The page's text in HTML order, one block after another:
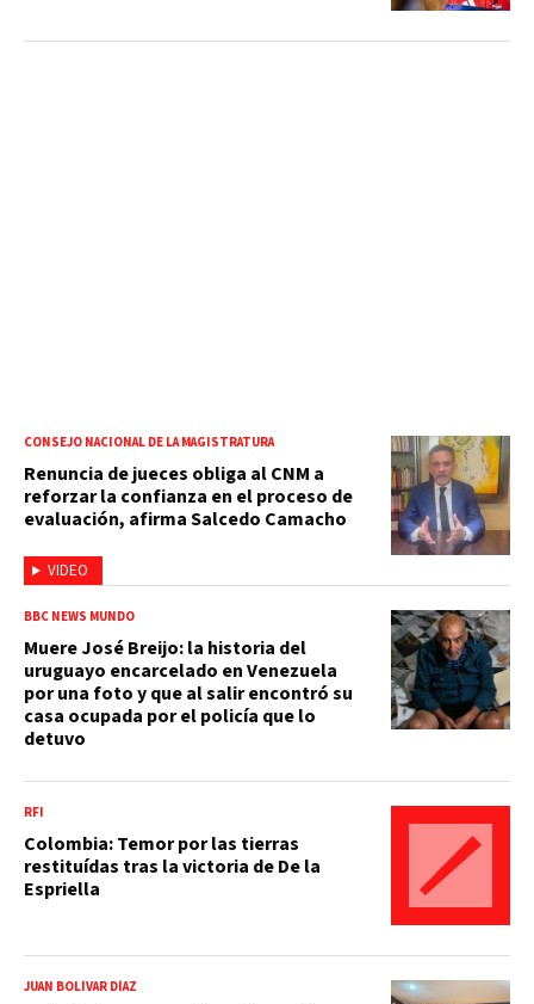
VIDEO
CONSEJO NACIONAL DE LA MAGISTRATURA
Renuncia de jueces obliga al CNM a
reforzar la confianza en el proceso de
evaluación, afirma Salcedo Camacho
BBC NEWS MUNDO
Muere José Breijo: la historia del
uruguayo encarcelado en Venezuela
por una foto y que al salir encontró su
casa ocupada por el policía que lo
detuvo
RFI
Colombia: Temor por las tierras
restituídas tras la victoria de De la
Espriella
JUAN BOLÍVAR DÍAZ